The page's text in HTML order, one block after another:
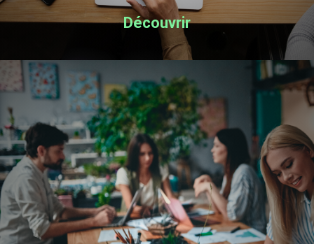
Découvrir